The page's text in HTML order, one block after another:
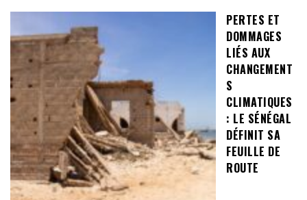
PERTES ET
DOMMAGES
LIÉS AUX
CHANGEMENT
S
CLIMATIQUES
: LE SÉNÉGAL
DÉFINIT SA
FEUILLE DE
ROUTE